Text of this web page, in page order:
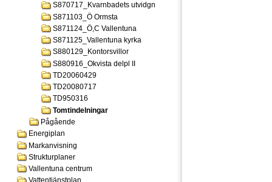
S870717_Kvarnbadets utvidgn
S871103_Ö Ormsta
S871124_Ö,C Vallentuna
S871125_Vallentuna kyrka
S880129_Kontorsvillor
S880916_Okvista delpl II
TD20060429
TD20080717
TD950316
Tomtindelningar
Pågående
Energiplan
Markanvisning
Strukturplaner
Vallentuna centrum